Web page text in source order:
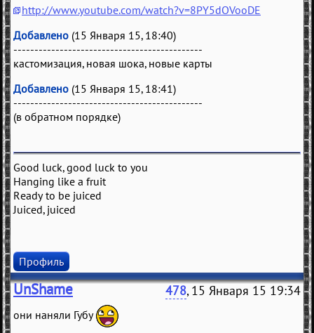
http://www.youtube.com/watch?v=8PY5dOVooDE
Добавлено (15 Января 15, 18:40)
---------------------------------------------
кастомизация, новая шока, новые карты
Добавлено (15 Января 15, 18:41)
---------------------------------------------
(в обратном порядке)
Good luck, good luck to you
Hanging like a fruit
Ready to be juiced
Juiced, juiced
Профиль
UnShame 478, 15 Января 15 19:34
они наняли Губу